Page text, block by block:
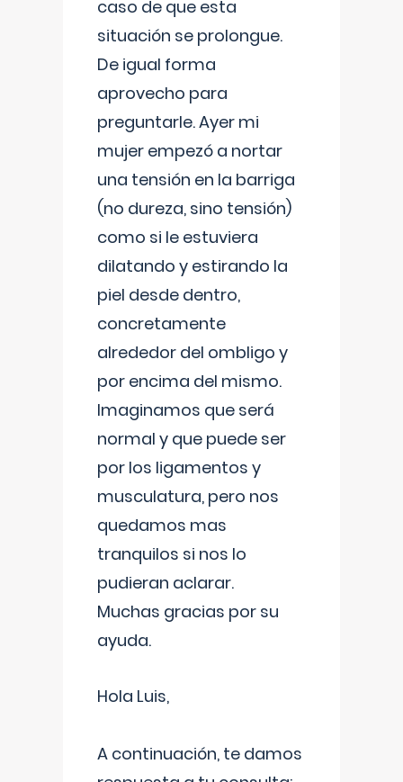
caso de que esta
situación se prolongue.
De igual forma
aprovecho para
preguntarle. Ayer mi
mujer empezó a nortar
una tensión en la barriga
(no dureza, sino tensión)
como si le estuviera
dilatando y estirando la
piel desde dentro,
concretamente
alrededor del ombligo y
por encima del mismo.
Imaginamos que será
normal y que puede ser
por los ligamentos y
musculatura, pero nos
quedamos mas
tranquilos si nos lo
pudieran aclarar.
Muchas gracias por su
ayuda.
Hola Luis,
A continuación, te damos